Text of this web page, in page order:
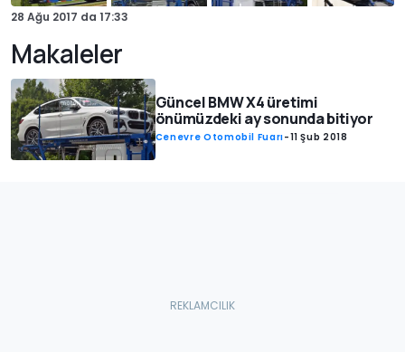
28 Ağu 2017 da 17:33
Makaleler
Güncel BMW X4 üretimi
önümüzdeki ay sonunda bitiyor
Cenevre Otomobil Fuarı-11 Şub 2018